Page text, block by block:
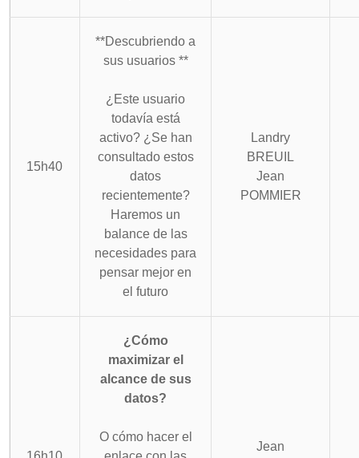
15h40
**Descubriendo a
sus usuarios **
¿Este usuario
todavía está
activo? ¿Se han
consultado estos
datos
recientemente?
Haremos un
balance de las
necesidades para
pensar mejor en
el futuro
Landry
BREUIL
Jean
POMMIER
¿Cómo
maximizar el
alcance de sus
datos?
O cómo hacer el
Jean